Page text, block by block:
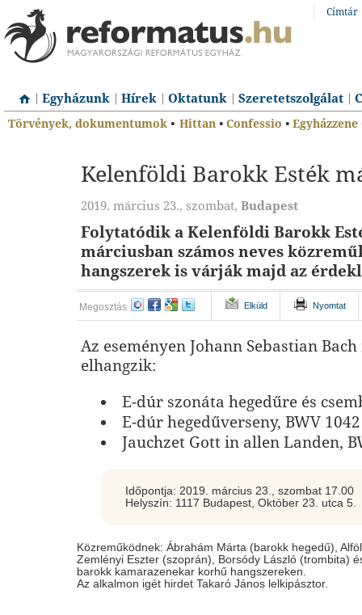
Címtár
Egyházunk Hírek Oktatunk Szeretetszolgálat
Törvények, dokumentumok • Hittan • Confessio • Egyházzene
Kelenföldi Barokk Esték
2019. március 23., szombat, Budapest
Folytatódik a Kelenföldi Barokk
márciusban számos neves
hangszerek is várják majd az
Megosztás Elküld Nyomtat
Az eseményen Johann Sebastian
elhangzik:
E-dúr szonáta hegedűre és
E-dúr hegedűverseny, BWV 1042
Jauchzet Gott in allen Landen,
Időpontja: 2019. március 23., szombat 17.00
Helyszín: 1117 Budapest, Október 23. utca 5.
Közreműködnek: Ábrahám Márta (barokk hegedű),
Zemlényi Eszter (szoprán), Borsódy László (trombita)
barokk kamarazenekar korhű hangszereken.
Az alkalmon igét hirdet Takaró János lelkipásztor.